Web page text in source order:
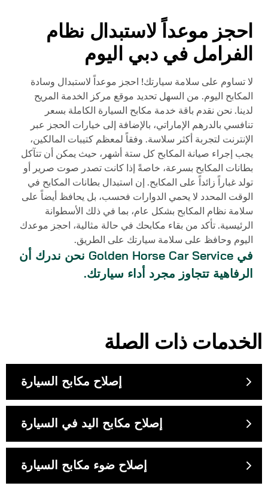
احجز موعداً لاستبدال نظام
الفرامل في دبي اليوم
لا تساوم على سلامة سيارتك! احجز موعداً لاستبدال وسادة
المكابح اليوم. من السهل تحديد موقع مركز الخدمة المريح
لدينا. نحن نقدم باقة خدمة مكابح السيارة الكاملة بسعر
تنافسي بالدرهم الإماراتي، بالإضافة إلى خيارات الحجز عبر
الإنترنت لتجربة أكثر سلاسة. وفقاً لمعظم كتيبات المالكين،
يجب إجراء صيانة المكابح كل ستة أشهر، حيث يمكن أن تتآكل
بطانات المكابح بسرعة، خاصةً إذا كانت تصدر صوت صرير أو
تولد غباراً زائداً على المكابح. إن استبدال بطانات المكابح في
الوقت المحدد لا يحمي الدوارات فحسب، بل يحافظ أيضاً على
سلامة نظام المكابح بشكل عام، بما في ذلك الأسطوانة
الرئيسية. تأكد من بقاء مكابحك في حالة مثالية، احجز موعدك
اليوم وحافظ على سلامة سيارتك على الطريق.
في Golden Horse Car Service نحن ندرك أن
الرفاهية تتجاوز مجرد أداء سيارتك.
الخدمات ذات الصلة
إصلاح مكابح السيارة
إصلاح مكابح اليد في السيارة
إصلاح ضوء مكابح السيارة